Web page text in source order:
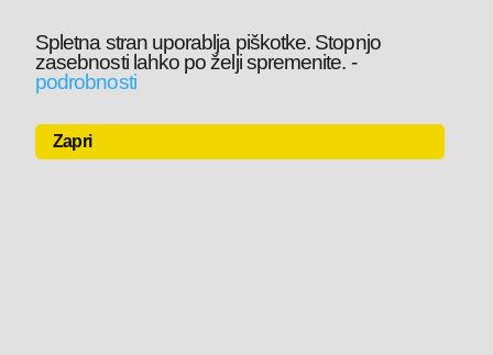
Spletna stran uporablja piškotke. Stopnjo
zasebnosti lahko po želji spremenite. -
podrobnosti
Zapri